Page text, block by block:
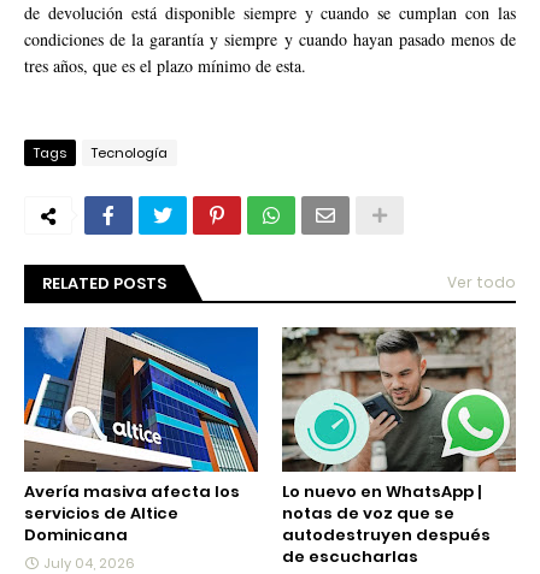
de devolución está disponible siempre y cuando se cumplan con las
condiciones de la garantía y siempre y cuando hayan pasado menos de
tres años, que es el plazo mínimo de esta.
Tags Tecnología
RELATED POSTS Ver todo
Avería masiva afecta los
servicios de Altice
Dominicana
July 04, 2026
Lo nuevo en WhatsApp |
notas de voz que se
autodestruyen después
de escucharlas